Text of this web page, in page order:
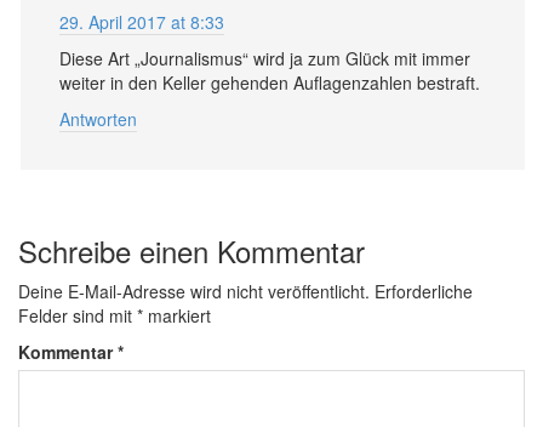
29. April 2017 at 8:33
Diese Art „Journalismus“ wird ja zum Glück mit immer
weiter in den Keller gehenden Auflagenzahlen bestraft.
Antworten
Schreibe einen Kommentar
Deine E-Mail-Adresse wird nicht veröffentlicht. Erforderliche
Felder sind mit * markiert
Kommentar*